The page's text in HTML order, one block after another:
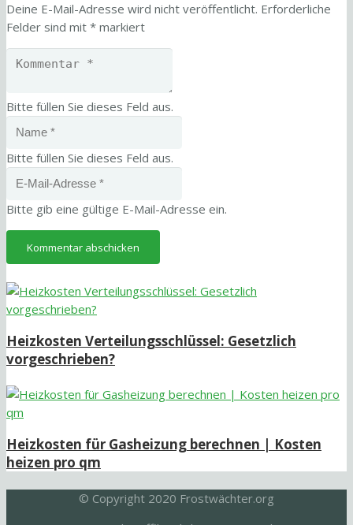
Deine E-Mail-Adresse wird nicht veröffentlicht. Erforderliche
Felder sind mit * markiert
Bitte füllen Sie dieses Feld aus.
Bitte füllen Sie dieses Feld aus.
Bitte gib eine gültige E-Mail-Adresse ein.
Kommentar abschicken
Heizkosten Verteilungsschlüssel: Gesetzlich
vorgeschrieben?
Heizkosten für Gasheizung berechnen | Kosten
heizen pro qm
© Copyright 2020 Frostwächter.org